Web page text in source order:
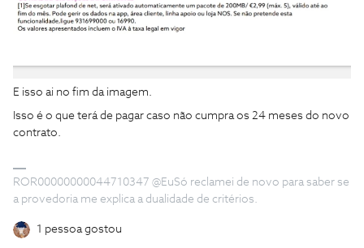
E isso ai no fim da imagem.
Isso é o que terá de pagar caso não cumpra os 24 meses do novo
contrato.
ROR00000000044710347 @EuSó reclamei de novo para saber se
a provedoria me explica a dualidade de critérios.
1 pessoa gostou